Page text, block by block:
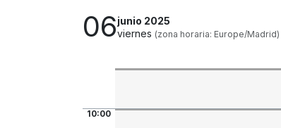
06junio 2025
viernes (zona horaria: Europe/Madrid)
10:00